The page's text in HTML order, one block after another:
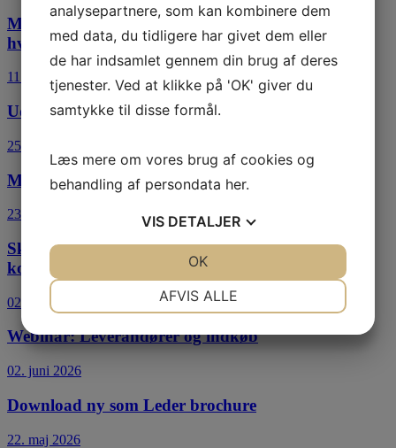
Morgenseminar: Bliv klar til de nye EU-regler om
hvidvask
11. juli 2026
Udlejningsaktiviteter i virksomhedsordningen
25. juni 2026
Mini e-bog: Ny Leder
23. juni 2026
Skatter og afgifter i regeringsgrundlaget – hen til
kommoden og tilbage igen
02. juni 2026
Webinar: Leverandører og indkøb
02. juni 2026
Download ny som Leder brochure
22. maj 2026
analysepartnere, som kan kombinere dem
med data, du tidligere har givet dem eller
de har indsamlet gennem din brug af deres
tjenester. Ved at klikke på 'OK' giver du
samtykke til disse formål.
Læs mere om vores brug af cookies og
behandling af persondata her.
VIS DETALJER
AFVIS ALLE
OK